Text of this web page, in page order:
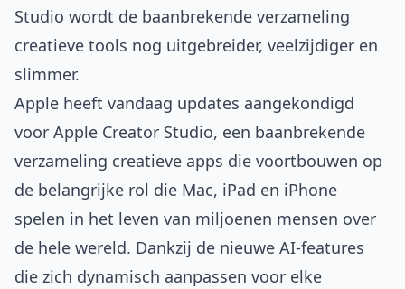
Studio wordt de baanbrekende verzameling
creatieve tools nog uitgebreider, veelzijdiger en
slimmer.
Apple heeft vandaag updates aangekondigd
voor Apple Creator Studio, een baanbrekende
verzameling creatieve apps die voortbouwen op
de belangrijke rol die Mac, iPad en iPhone
spelen in het leven van miljoenen mensen over
de hele wereld. Dankzij de nieuwe AI-features
die zich dynamisch aanpassen voor elke